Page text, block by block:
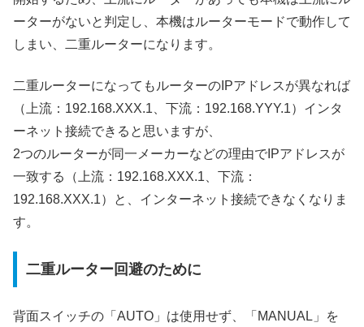
ーターがないと判定し、本機はルーターモードで動作して
しまい、二重ルーターになります。
二重ルーターになってもルーターのIPアドレスが異なれば
（上流：192.168.XXX.1、下流：192.168.YYY.1）インタ
ーネット接続できると思いますが、
2つのルーターが同一メーカーなどの理由でIPアドレスが
一致する（上流：192.168.XXX.1、下流：
192.168.XXX.1）と、インターネット接続できなくなりま
す。
二重ルーター回避のために
背面スイッチの「AUTO」は使用せず、「MANUAL」を